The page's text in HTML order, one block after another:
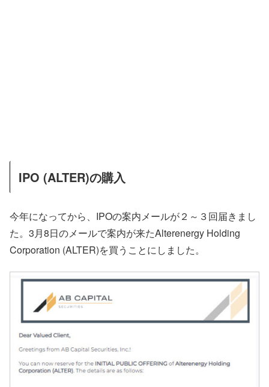
IPO (ALTER)の購入
今年になってから、IPOの案内メールが２～３回届きまし
た。3月8日のメールで案内が来たAlterenergy Holding
Corporation (ALTER)を買うことにしました。